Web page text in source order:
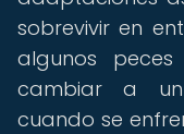
sobrevivir en
algunos
cambiar a un
cuando se